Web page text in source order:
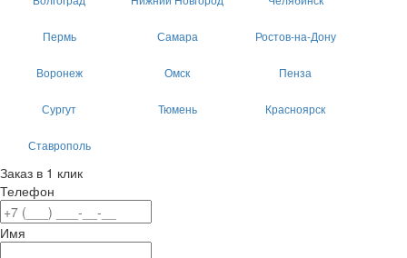
Пермь Самара Ростов-на-Дону
Воронеж Омск Пенза
Сургут Тюмень Красноярск
Ставрополь
Заказ в 1 клик
Телефон
Имя